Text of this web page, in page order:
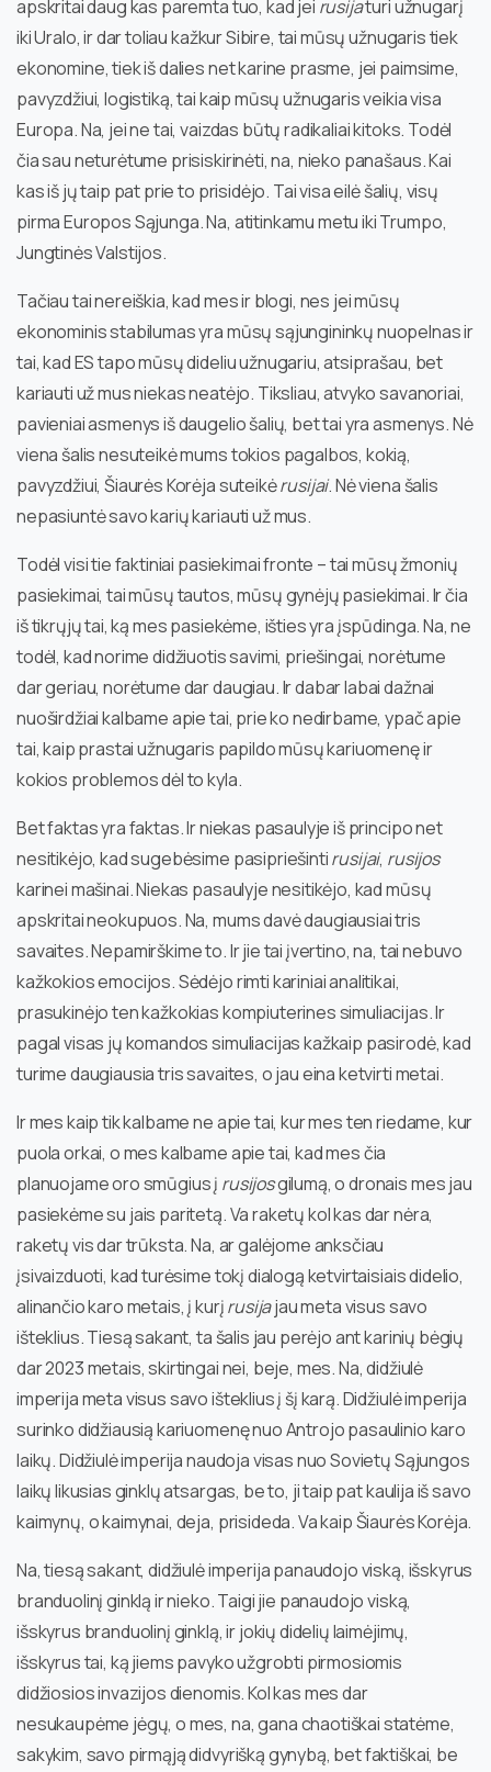
apskritai daug kas paremta tuo, kad jei rusijaturi užnugarį
iki Uralo, ir dar toliau kažkur Sibire, tai mūsų užnugaris tiek
ekonomine, tiek iš dalies net karine prasme, jei paimsime,
pavyzdžiui, logistiką, tai kaip mūsų užnugaris veikia visa
Europa. Na, jei ne tai, vaizdas būtų radikaliai kitoks. Todėl
čia sau neturėtume prisiskirinėti, na, nieko panašaus. Kai
kas iš jų taip pat prie to prisidėjo. Tai visa eilė šalių, visų
pirma Europos Sąjunga. Na, atitinkamu metu iki Trumpo,
Jungtinės Valstijos.
Tačiau tai nereiškia, kad mes ir blogi, nes jei mūsų
ekonominis stabilumas yra mūsų sąjungininkų nuopelnas ir
tai, kad ES tapo mūsų dideliu užnugariu, atsiprašau, bet
kariauti už mus niekas neatėjo. Tiksliau, atvyko savanoriai,
pavieniai asmenys iš daugelio šalių, bet tai yra asmenys. Nė
viena šalis nesuteikė mums tokios pagalbos, kokią,
pavyzdžiui, Šiaurės Korėja suteikėrusijai. Nė viena šalis
nepasiuntė savo karių kariauti už mus.
Todėl visi tie faktiniai pasiekimai fronte – tai mūsų žmonių
pasiekimai, tai mūsų tautos, mūsų gynėjų pasiekimai. Ir čia
iš tikrųjų tai, ką mes pasiekėme, išties yra įspūdinga. Na, ne
todėl, kad norime didžiuotis savimi, priešingai, norėtume
dar geriau, norėtume dar daugiau. Ir dabar labai dažnai
nuoširdžiai kalbame apie tai, prie ko nedirbame, ypač apie
tai, kaip prastai užnugaris papildo mūsų kariuomenę ir
kokios problemos dėl to kyla.
Bet faktas yra faktas. Ir niekas pasaulyje iš principo net
nesitikėjo, kad sugebėsime pasipriešintirusijai, rusijos
karinei mašinai. Niekas pasaulyje nesitikėjo, kad mūsų
apskritai neokupuos. Na, mums davė daugiausiai tris
savaites. Nepamirškime to. Ir jie tai įvertino, na, tai nebuvo
kažkokios emocijos. Sėdėjo rimti kariniai analitikai,
prasukinėjo ten kažkokias kompiuterines simuliacijas. Ir
pagal visas jų komandos simuliacijas kažkaip pasirodė, kad
turime daugiausia tris savaites, o jau eina ketvirti metai.
Ir mes kaip tik kalbame ne apie tai, kur mes ten riedame, kur
puola orkai, o mes kalbame apie tai, kad mes čia
planuojame oro smūgius į rusijosgilumą, o dronais mes jau
pasiekėme su jais paritetą. Va raketų kol kas dar nėra,
raketų vis dar trūksta. Na, ar galėjome anksčiau
įsivaizduoti, kad turėsime tokį dialogą ketvirtaisiais didelio,
alinančio karo metais, į kurįrusijajau meta visus savo
išteklius. Tiesą sakant, ta šalis jau perėjo ant karinių bėgių
dar 2023 metais, skirtingai nei, beje, mes. Na, didžiulė
imperija meta visus savo išteklius į šį karą. Didžiulė imperija
surinko didžiausią kariuomenę nuo Antrojo pasaulinio karo
laikų. Didžiulė imperija naudoja visas nuo Sovietų Sąjungos
laikų likusias ginklų atsargas, be to, ji taip pat kaulija iš savo
kaimynų, o kaimynai, deja, prisideda. Va kaip Šiaurės Korėja.
Na, tiesą sakant, didžiulė imperija panaudojo viską, išskyrus
branduolinį ginklą ir nieko. Taigi jie panaudojo viską,
išskyrus branduolinį ginklą, ir jokių didelių laimėjimų,
išskyrus tai, ką jiems pavyko užgrobti pirmosiomis
didžiosios invazijos dienomis. Kol kas mes dar
nesukaupėme jėgų, o mes, na, gana chaotiškai statėme,
sakykim, savo pirmąją didvyrišką gynybą, bet faktiškai, be